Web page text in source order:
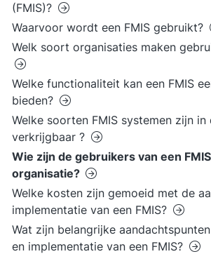
(FMIS)?
Waarvoor wordt een FMIS gebruikt?
Welk soort organisaties maken
Welke functionaliteit kan een FMIS
bieden?
Welke soorten FMIS systemen zijn in
verkrijgbaar ?
Wie zijn de gebruikers van een
organisatie?
Welke kosten zijn gemoeid met de
implementatie van een FMIS?
Wat zijn belangrijke
en implementatie van een FMIS?